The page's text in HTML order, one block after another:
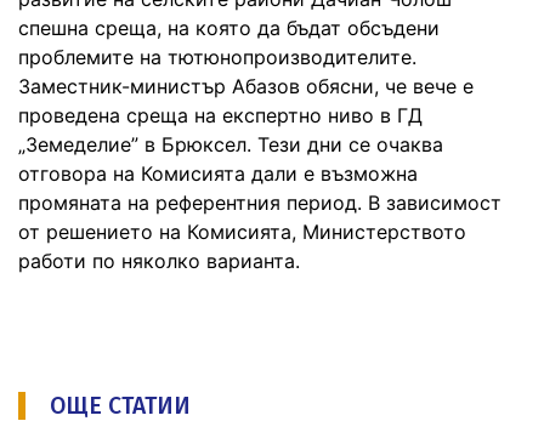
спешна среща, на която да бъдат обсъдени
проблемите на тютюнопроизводителите.
Заместник-министър Абазов обясни, че вече е
проведена среща на експертно ниво в ГД
„Земеделие” в Брюксел. Тези дни се очаква
отговора на Комисията дали е възможна
промяната на референтния период. В зависимост
от решението на Комисията, Министерството
работи по няколко варианта.
ОЩЕ СТАТИИ